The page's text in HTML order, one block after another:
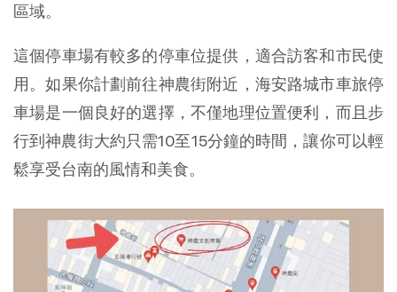
區域。
這個停車場有較多的停車位提供，適合訪客和市民使
用。如果你計劃前往神農街附近，海安路城市車旅停
車場是一個良好的選擇，不僅地理位置便利，而且步
行到神農街大約只需10至15分鐘的時間，讓你可以輕
鬆享受台南的風情和美食。